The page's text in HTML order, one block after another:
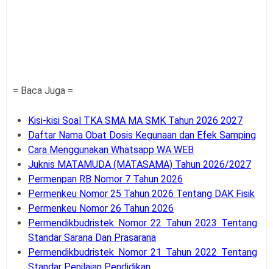
= Baca Juga =
Kisi-kisi Soal TKA SMA MA SMK Tahun 2026 2027
Daftar Nama Obat Dosis Kegunaan dan Efek Samping
Cara Menggunakan Whatsapp WA WEB
Juknis MATAMUDA (MATASAMA) Tahun 2026/2027
Permenpan RB Nomor 7 Tahun 2026
Permenkeu Nomor 25 Tahun 2026 Tentang DAK Fisik
Permenkeu Nomor 26 Tahun 2026
Permendikbudristek Nomor 22 Tahun 2023 Tentang
Standar Sarana Dan Prasarana
Permendikbudristek Nomor 21 Tahun 2022 Tentang